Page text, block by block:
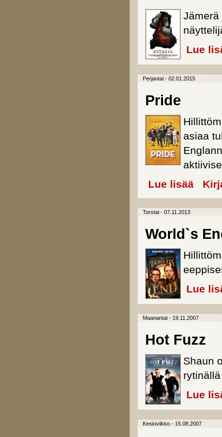
Jämerä
Lue
Perjantai - 02.01.2015
Pride
asiaa
Lue lisää about
Torstai - 07.11.2013
World`s
Lue
Maanantai - 19.11.2007
Hot Fuzz
Shaun
Lue
Keskiviikko - 15.08.2007